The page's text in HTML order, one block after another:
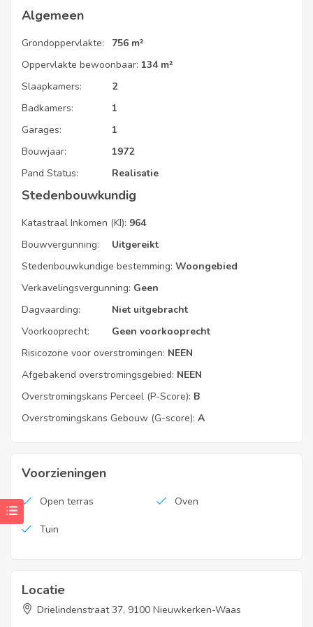
Volledig nieuw dak (2003)
Ben je op zoek naar een zeer rustig gelegen woning met alles
op het gelijkvloers? Contacteer ons snel voor een bezoek, we
leiden je graag rond.
EPC Code
20230627-0002930069-RES-1
Algemeen
Grondoppervlakte:
756 m²
Oppervlakte bewoonbaar: 134 m²
Slaapkamers:
2
Badkamers:
1
Garages:
1
Bouwjaar:
1972
Pand Status:
Realisatie
Stedenbouwkundig
Katastraal Inkomen (KI): 964
Bouwvergunning:
Uitgereikt
Stedenbouwkundige bestemming: Woongebied
Verkavelingsvergunning: Geen
Dagvaarding:
Niet uitgebracht
Voorkooprecht:
Geen voorkooprecht
Risicozone voor overstromingen: NEEN
Afgebakend overstromingsgebied: NEEN
Overstromingskans Perceel (P-Score): B
Overstromingskans Gebouw (G-score): A
Voorzieningen
Open terras Oven
Tuin
Locatie
Drielindenstraat 37, 9100 Nieuwkerken-Waas